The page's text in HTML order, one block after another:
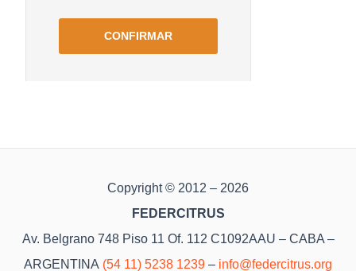
Copyright © 2012 – 2026
FEDERCITRUS
Av. Belgrano 748 Piso 11 Of. 112 C1092AAU – CABA –
ARGENTINA (54 11) 5238 1239 – info@federcitrus.org